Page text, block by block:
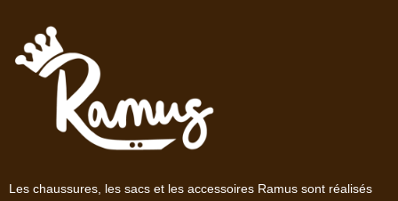
Les chaussures, les sacs et les accessoires Ramus sont réalisés